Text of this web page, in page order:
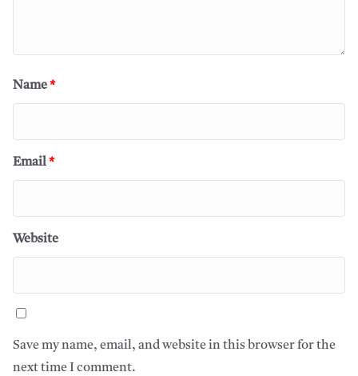
Name*
Email*
Website
Save my name, email, and website in this browser for the
next time I comment.